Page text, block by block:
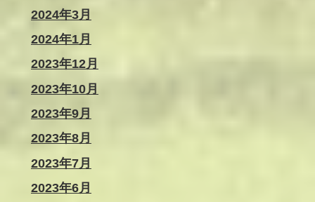
2024年3月
2024年1月
2023年12月
2023年10月
2023年9月
2023年8月
2023年7月
2023年6月